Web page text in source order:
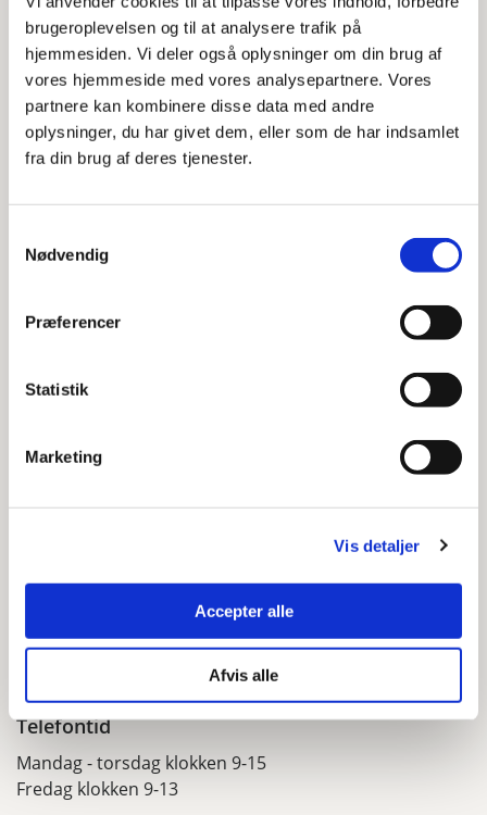
brugeroplevelsen og til at analysere trafik på
hjemmesiden. Vi deler også oplysninger om din brug af
vores hjemmeside med vores analysepartnere. Vores
partnere kan kombinere disse data med andre
oplysninger, du har givet dem, eller som de har indsamlet
fra din brug af deres tjenester.
Nødvendig
Præferencer
Statistik
Marketing
Vis detaljer
Accepter alle
Afvis alle
Tømmekalender
Ændring af beholdere
Beholderen er defekt
Læs Magasin Genbrug
Frederiksberg Kommunes administrative
Kontakt
Affald og Genbrug
Telefontid
Mandag - torsdag klokken 9-15
Fredag klokken 9-13